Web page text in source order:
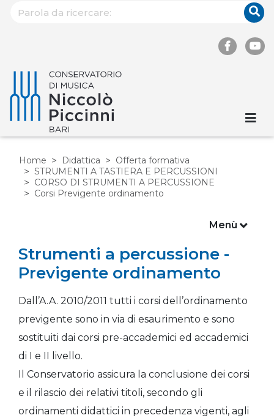
Home Didattica
Offerta formativa
STRUMENTI A TASTIERA E PERCUSSIONI
CORSO DI STRUMENTI A PERCUSSIONE
Corsi Previgente ordinamento
Strumenti a percussione -
Previgente ordinamento
Dall’A.A. 2010/2011 tutti i corsi dell’ordinamento
previgente sono in via di esaurimento e sono
sostituiti dai corsi pre-accademici ed accademici
di I e II livello.
Il Conservatorio assicura la conclusione dei corsi
e il rilascio dei relativi titoli, secondo gli
ordinamenti didattici in precedenza vigenti, agli
Menù